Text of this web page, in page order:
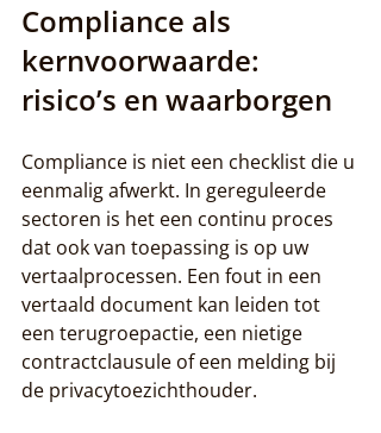
Compliance als
kernvoorwaarde:
risico’s en waarborgen
Compliance is niet een checklist die u
eenmalig afwerkt. In gereguleerde
sectoren is het een continu proces
dat ook van toepassing is op uw
vertaalprocessen. Een fout in een
vertaald document kan leiden tot
een terugroepactie, een nietige
contractclausule of een melding bij
de privacytoezichthouder.